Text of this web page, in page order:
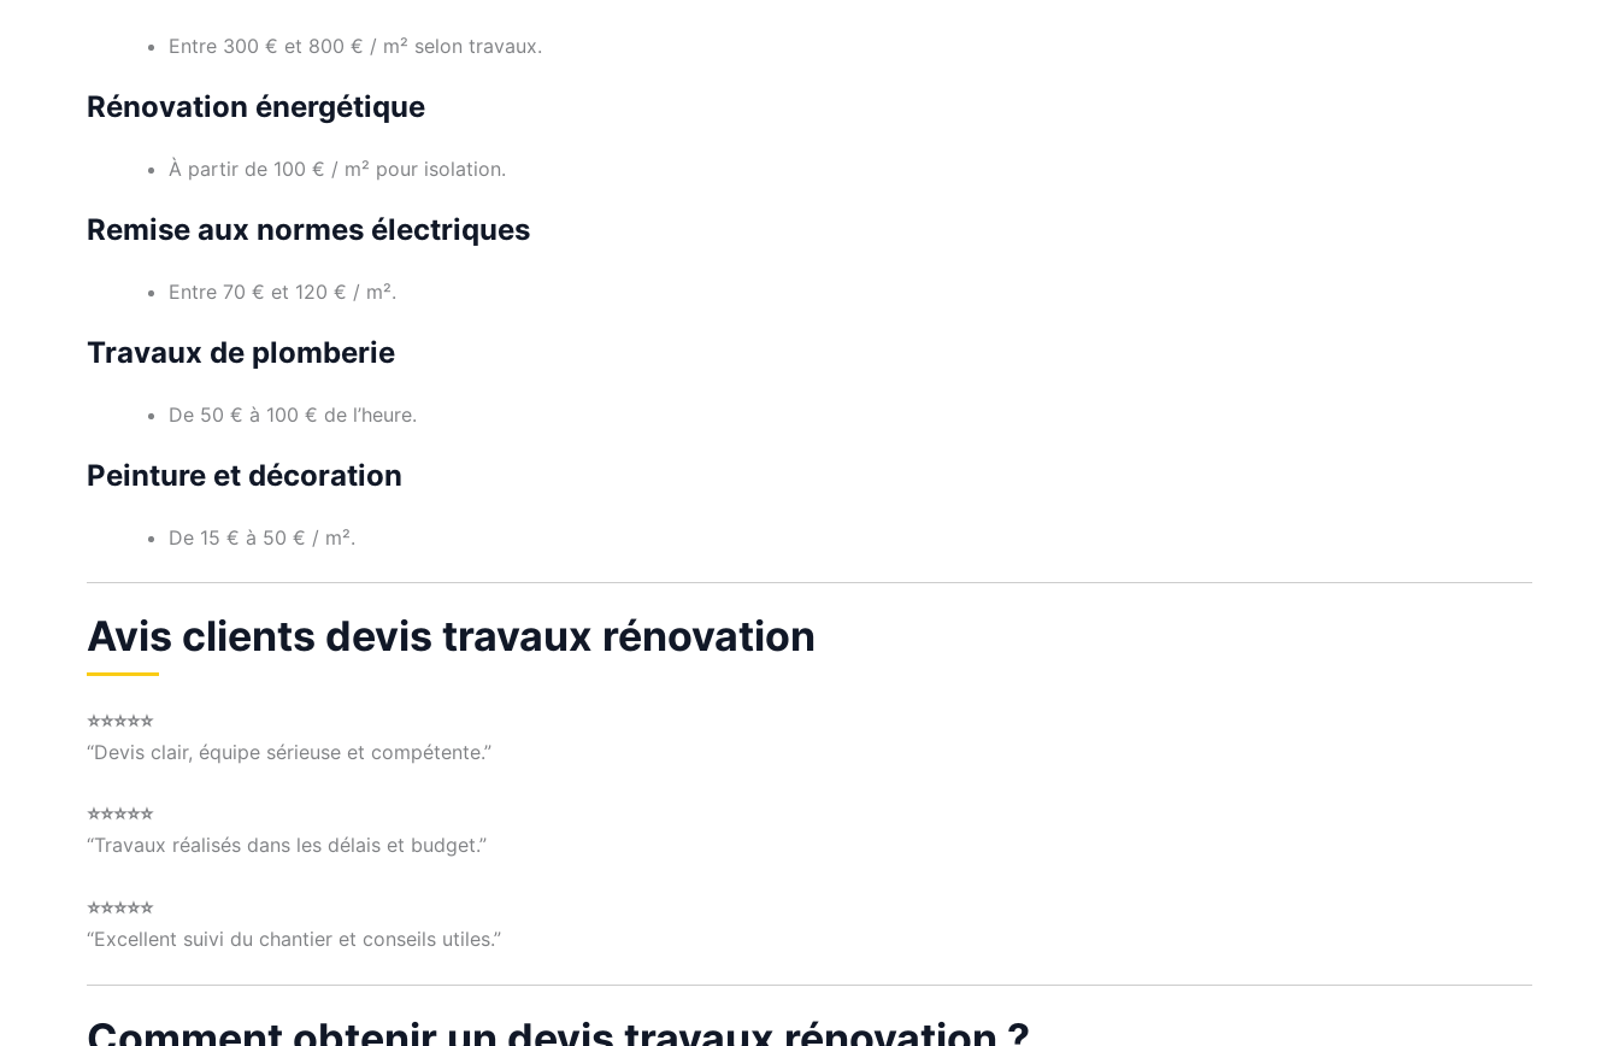
Entre 300 € et 800 € / m² selon travaux.
Rénovation énergétique
À partir de 100 € / m² pour isolation.
Remise aux normes électriques
Entre 70 € et 120 € / m².
Travaux de plomberie
De 50 € à 100 € de l’heure.
Peinture et décoration
De 15 € à 50 € / m².
Avis clients devis travaux rénovation
⭐⭐⭐⭐⭐
“Devis clair, équipe sérieuse et compétente.”
⭐⭐⭐⭐⭐
“Travaux réalisés dans les délais et budget.”
⭐⭐⭐⭐⭐
“Excellent suivi du chantier et conseils utiles.”